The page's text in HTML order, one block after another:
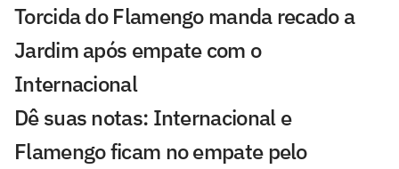
Torcida do Flamengo manda recado a
Jardim após empate com o
Internacional
Dê suas notas: Internacional e
Flamengo ficam no empate pelo